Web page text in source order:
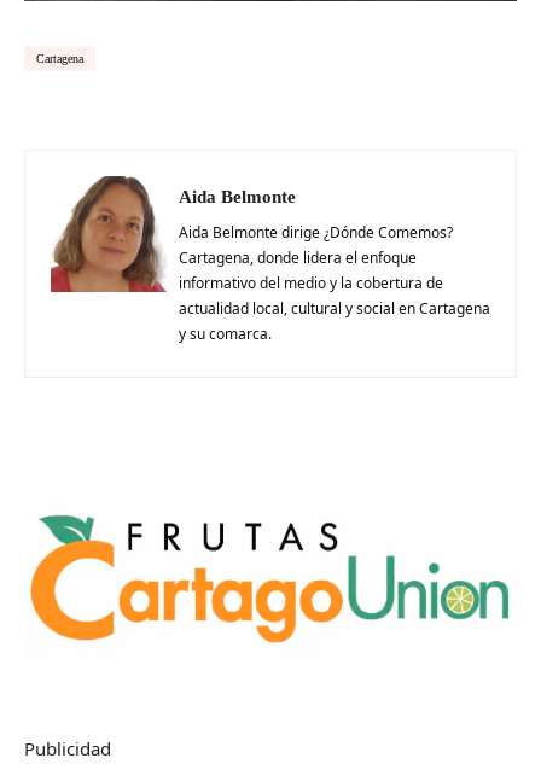
Cartagena
Aida Belmonte
Aida Belmonte dirige ¿Dónde Comemos?
Cartagena, donde lidera el enfoque
informativo del medio y la cobertura de
actualidad local, cultural y social en Cartagena
y su comarca.
Publicidad